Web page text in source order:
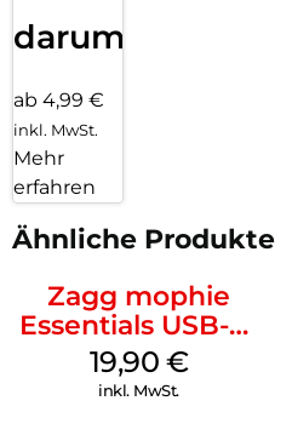
darum!
ab 4,99 €
inkl. MwSt.
Mehr
erfahren
Ähnliche Produkte
Zagg mophie
Essentials USB-C-
20W Charger PD
Weiß
19,90 €
inkl. MwSt.